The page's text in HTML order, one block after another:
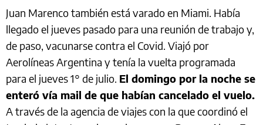
Juan Marenco también está varado en Miami. Había
llegado el jueves pasado para una reunión de trabajo y,
de paso, vacunarse contra el Covid. Viajó por
Aerolíneas Argentina y tenía la vuelta programada
para el jueves 1° de julio. El domingo por la noche se
enteró vía mail de que habían cancelado el vuelo.
A través de la agencia de viajes con la que coordinó el